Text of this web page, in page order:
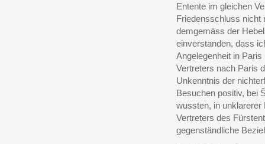
Entente im gleichen
Friedensschluss nicht
demgemäss der
einverstanden, dass
Angelegenheit in
Vertreters nach Paris
Unkenntnis der
Besuchen positiv, bei
wussten, in unklarerer
Vertreters des
gegenständliche